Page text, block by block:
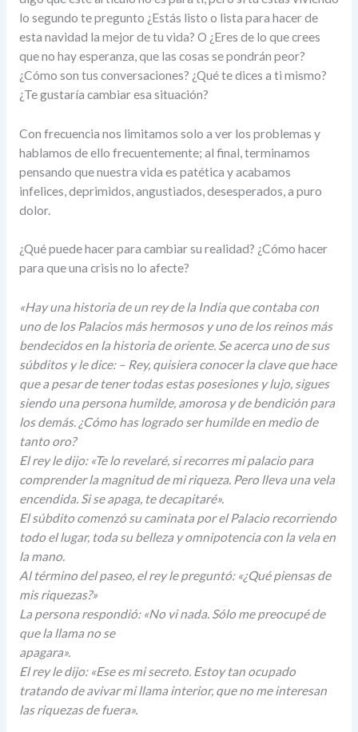
lo segundo te pregunto ¿Estás listo o lista para hacer de
esta navidad la mejor de tu vida? O ¿Eres de lo que crees
que no hay esperanza, que las cosas se pondrán peor?
¿Cómo son tus conversaciones? ¿Qué te dices a ti mismo?
¿Te gustaría cambiar esa situación?
Con frecuencia nos limitamos solo a ver los problemas y
hablamos de ello frecuentemente; al final, terminamos
pensando que nuestra vida es patética y acabamos
infelices, deprimidos, angustiados, desesperados, a puro
dolor.
¿Qué puede hacer para cambiar su realidad? ¿Cómo hacer
para que una crisis no lo afecte?
«Hay una historia de un rey de la India que contaba con
uno de los Palacios más hermosos y uno de los reinos más
bendecidos en la historia de oriente. Se acerca uno de sus
súbditos y le dice: – Rey, quisiera conocer la clave que hace
que a pesar de tener todas estas posesiones y lujo, sigues
siendo una persona humilde, amorosa y de bendición para
los demás. ¿Cómo has logrado ser humilde en medio de
tanto oro?
El rey le dijo: «Te lo revelaré, si recorres mi palacio para
comprender la magnitud de mi riqueza. Pero lleva una vela
encendida. Si se apaga, te decapitaré».
El súbdito comenzó su caminata por el Palacio recorriendo
todo el lugar, toda su belleza y omnipotencia con la vela en
la mano.
Al término del paseo, el rey le preguntó: «¿Qué piensas de
mis riquezas?»
La persona respondió: «No vi nada. Sólo me preocupé de
que la llama no se
apagara».
El rey le dijo: «Ese es mi secreto. Estoy tan ocupado
tratando de avivar mi llama interior, que no me interesan
las riquezas de fuera».